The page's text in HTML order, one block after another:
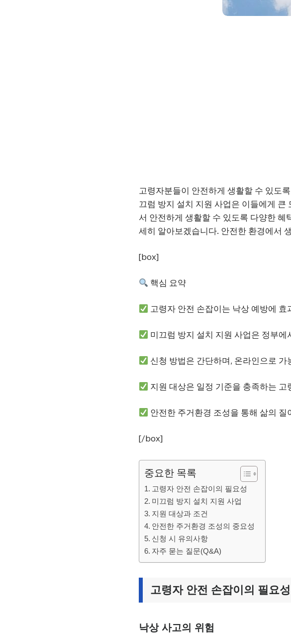
고령자분들이 안전하게 생활할 수 있도
끄럼 방지 설치 지원 사업은 이들에게
서 안전하게 생활할 수 있도록 다양한
세히 알아보겠습니다. 안전한 환경에서
[box]
핵심 요약
고령자 안전 손잡이는 낙상 예방에 효
미끄럼 방지 설치 지원 사업은 정부에
신청 방법은 간단하며, 온라인으로 가
지원 대상은 일정 기준을 충족하는 고
안전한 주거환경 조성을 통해 삶의 질
[/box]
중요한 목록
고령자 안전 손잡이의 필요성
미끄럼 방지 설치 지원 사업
지원 대상과 조건
안전한 주거환경 조성의 중요성
신청 시 유의사항
자주 묻는 질문(Q&A)
고령자 안전 손잡이의 필요성
낙상 사고의 위험